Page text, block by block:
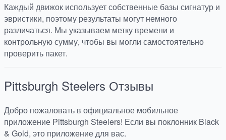
Каждый движок использует собственные базы сигнатур и
эвристики, поэтому результаты могут немного
различаться. Мы указываем метку времени и
контрольную сумму, чтобы вы могли самостоятельно
проверить пакет.
Pittsburgh Steelers Отзывы
Добро пожаловать в официальное мобильное
приложение Pittsburgh Steelers! Если вы поклонник Black
& Gold, это приложение для вас.